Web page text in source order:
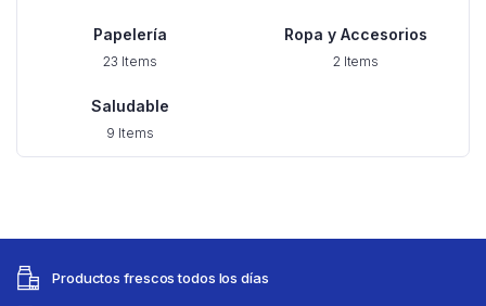
Papelería
23 Items
Ropa y Accesorios
2 Items
Saludable
9 Items
Productos frescos todos los días